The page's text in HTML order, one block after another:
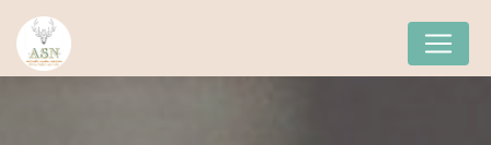
Panneau de gestion des cookies